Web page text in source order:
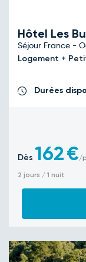
Hôtel Les
Séjour France -
Logement +
Durées
Dès 162€/
2 jours / 1 nuit